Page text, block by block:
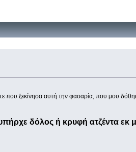
που ξεκίνησα αυτή την φασαρία, που μου
δόλος ή κρυφή ατζέντα εκ